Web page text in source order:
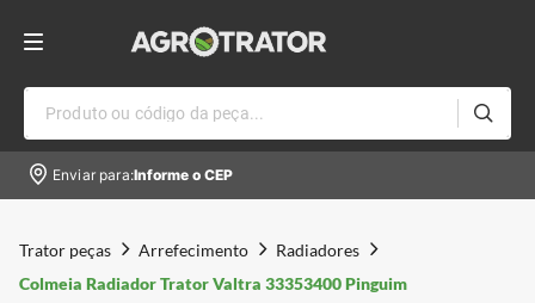
Produto ou código da peça...
Enviar para:Informe o CEP
Trator peças Arrefecimento
Radiadores
Colmeia Radiador Trator Valtra 33353400 Pinguim